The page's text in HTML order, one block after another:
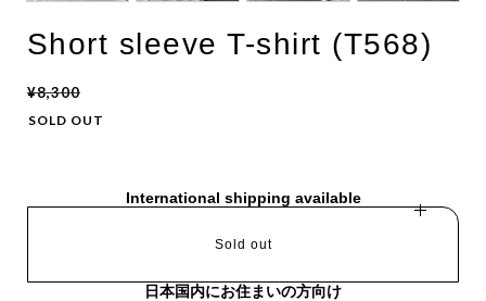
Short sleeve T-shirt (T568)
¥8,300
SOLD OUT
International shipping available
Sold out
日本国内にお住まいの方向け